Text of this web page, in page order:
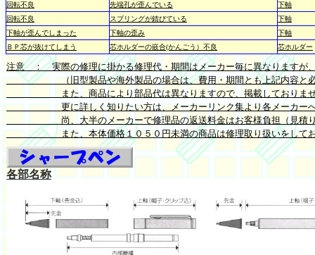
回転不良
先端孔が歪んでいる
下軸
回転不良
スプリングが錆びている
下軸
下軸が歪んでしまった
下軸の歪み
下軸
ＢＰ芯が抜けてしまう
芯ホルダーの嵌合(かんごう）不良 芯ホルダー
注意 ： 実際の修理に掛かる修理代・期間はメーカー毎に異なりますが
（旧型製品や海外製品の場合は、費用・期間とも上記内容と必
また、商品により部品代は異なりますので、掲載しておりま
更に詳しく知りたい方は、メーカーリンク集より各メーカーへ
尚、大半のメーカーで修理品の返送料金はお客様負担（見積り依
また、本体価格１０５０円未満の商品は修理取り扱いをしてお
各部名称